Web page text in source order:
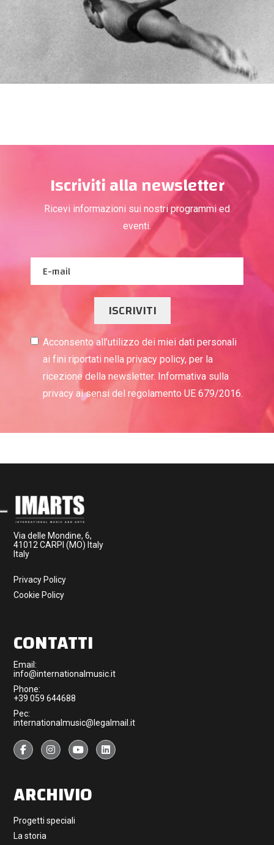
Iscriviti alla newsletter
Ricevi informazioni sui nostri programmi ed
eventi.
ISCRIVITI
Acconsento all’utilizzo dei miei dati personali
ai fini riportati nella privacy policy, per la
ricezione della newsletter. Informativa sulla
privacy ai sensi del regolamento UE 679/2016.
Via delle Mondine, 6,
41012 CARPI (MO) Italy
Italy
Privacy Policy
Cookie Policy
CONTATTI
Email:
info@internationalmusic.it
Phone:
+39 059 644688
Pec:
internationalmusic@legalmail.it
ARCHIVIO
Progetti speciali
La storia